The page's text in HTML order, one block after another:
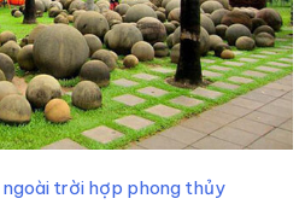
ngoài trời hợp phong thủy